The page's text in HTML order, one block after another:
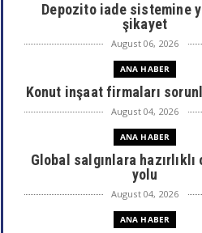
Depozito iade sistemine
şikayet
August 06, 2026
ANA HABER
Konut inşaat firmaları
August 04, 2026
ANA HABER
Global salgınlara hazırlıklı
yolu
August 04, 2026
ANA HABER